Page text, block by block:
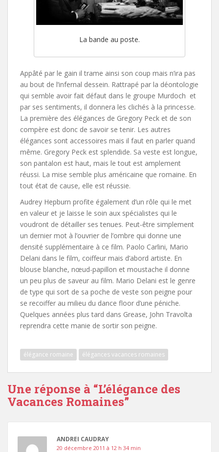
La bande au poste.
Appâté par le gain il trame ainsi son coup mais n’ira pas
au bout de l’infernal dessein. Rattrapé par la déontologie
qui semble avoir fait défaut dans le groupe Murdoch et
par ses sentiments, il donnera les clichés à la princesse.
La première des élégances de Gregory Peck et de son
compère est donc de savoir se tenir. Les autres
élégances sont accessoires mais il faut en parler quand
même. Gregory Peck est splendide. Sa veste est longue,
son pantalon est haut, mais le tout est amplement
réussi. La mise semble plus américaine que romaine. En
tout état de cause, elle est réussie.
Audrey Hepburn profite également d’un rôle qui le met
en valeur et je laisse le soin aux spécialistes qui le
voudront de détailler ses tenues. Peut-être simplement
un dernier mot à l’ouvrier de l’ombre qui donne une
densité supplémentaire à ce film. Paolo Carlini, Mario
Delani dans le film, coiffeur mais d’abord artiste. En
blouse blanche, nœud-papillon et moustache il donne
un peu plus de saveur au film. Mario Delani est le genre
de type qui sort de sa poche de veste son peigne pour
se recoiffer au milieu du dance floor d’une péniche.
Quelques années plus tard dans Grease, John Travolta
reprendra cette manie de sortir son peigne.
élégance romaine élégances vacances romaines
Une réponse à “L’élégance des
Vacances Romaines”
ANDREI CAUDRAY
20 décembre 2011 à 12 h 34 min